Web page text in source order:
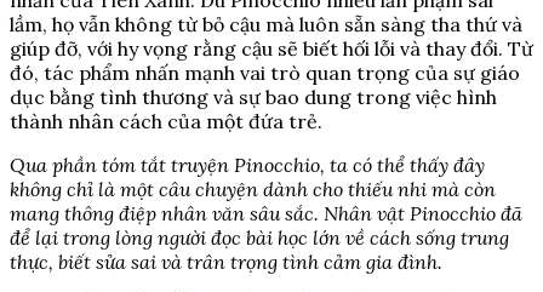
lầm, họ vẫn không từ bỏ cậu mà luôn sẵn sàng tha thứ và
giúp đỡ, với hy vọng rằng cậu sẽ biết hối lỗi và thay đổi. Từ
đó, tác phẩm nhấn mạnh vai trò quan trọng của sự giáo
dục bằng tình thương và sự bao dung trong việc hình
thành nhân cách của một đứa trẻ.
Qua phần tóm tắt truyện Pinocchio, ta có thể thấy đây
không chỉ là một câu chuyện dành cho thiếu nhi mà còn
mang thông điệp nhân văn sâu sắc. Nhân vật Pinocchio đã
để lại trong lòng người đọc bài học lớn về cách sống trung
thực, biết sửa sai và trân trọng tình cảm gia đình.